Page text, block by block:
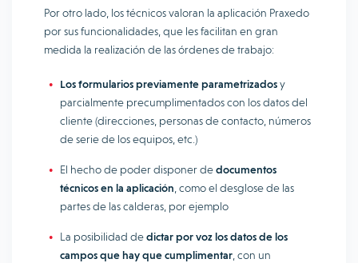
Por otro lado, los técnicos valoran la aplicación Praxedo
por sus funcionalidades, que les facilitan en gran
medida la realización de las órdenes de trabajo:
Los formularios previamente parametrizadosy
parcialmente precumplimentados con los datos del
cliente (direcciones, personas de contacto, números
de serie de los equipos, etc.)
El hecho de poder disponer dedocumentos
técnicos en la aplicación , como el desglose de las
partes de las calderas, por ejemplo
La posibilidad dedictar por voz los datos de los
campos que hay que cumplimentar , con un